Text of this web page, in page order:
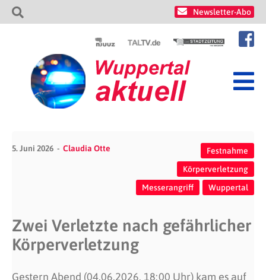
Newsletter-Abo
5. Juni 2026 Claudia Otte
Festnahme
Körperverletzung
Messerangriff
Wuppertal
Zwei Verletzte nach gefährlicher
Körperverletzung
Gestern Abend (04.06.2026, 18:00 Uhr) kam es auf